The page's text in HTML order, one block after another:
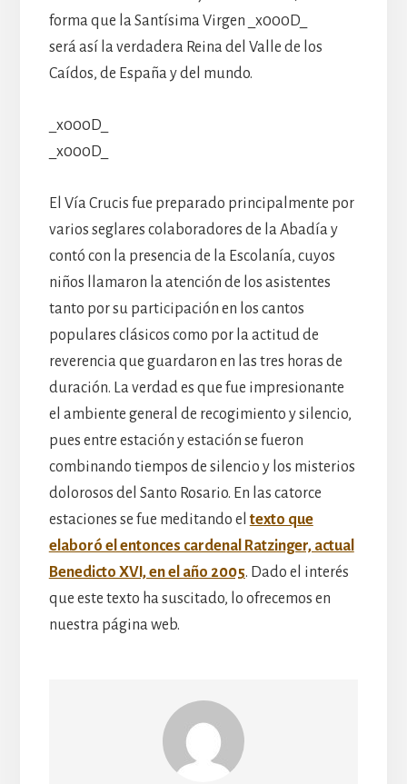
forma que la Santísima Virgen _x000D_
será así la verdadera Reina del Valle de los
Caídos, de España y del mundo.
_x000D_
_x000D_
El Vía Crucis fue preparado principalmente por
varios seglares colaboradores de la Abadía y
contó con la presencia de la Escolanía, cuyos
niños llamaron la atención de los asistentes
tanto por su participación en los cantos
populares clásicos como por la actitud de
reverencia que guardaron en las tres horas de
duración. La verdad es que fue impresionante
el ambiente general de recogimiento y silencio,
pues entre estación y estación se fueron
combinando tiempos de silencio y los misterios
dolorosos del Santo Rosario. En las catorce
estaciones se fue meditando eltexto que
elaboró el entonces cardenal Ratzinger, actual
Benedicto XVI, en el año 2005. Dado el interés
que este texto ha suscitado, lo ofrecemos en
nuestra página web.